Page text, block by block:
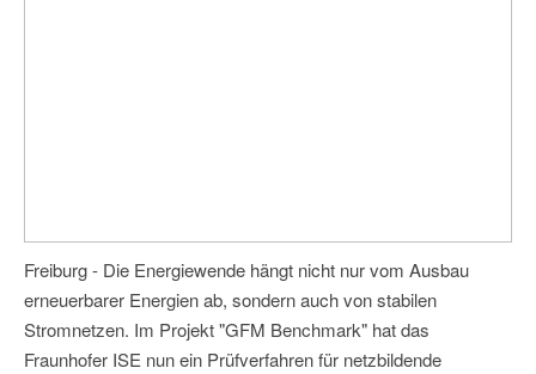
Freiburg - Die Energiewende hängt nicht nur vom Ausbau
erneuerbarer Energien ab, sondern auch von stabilen
Stromnetzen. Im Projekt "GFM Benchmark" hat das
Fraunhofer ISE nun ein Prüfverfahren für netzbildende